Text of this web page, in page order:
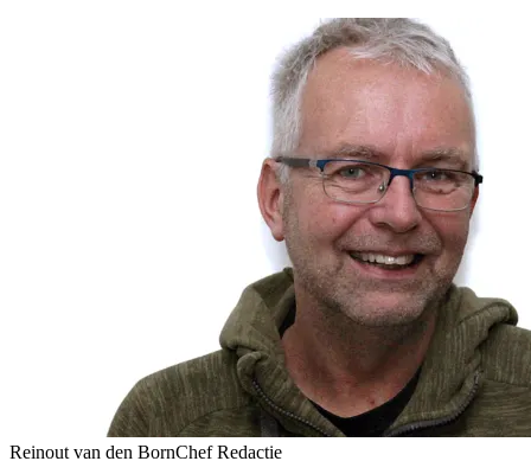
Reinout van den BornChef Redactie